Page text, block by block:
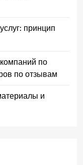
принцип
по
по отзывам
и